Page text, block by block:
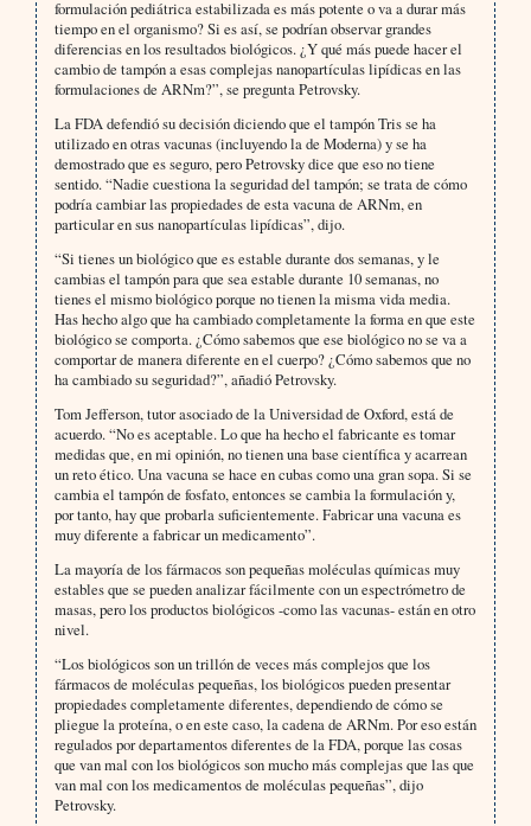
formulación pediátrica estabilizada es más potente o va a durar más
tiempo en el organismo? Si es así, se podrían observar grandes
diferencias en los resultados biológicos. ¿Y qué más puede hacer el
cambio de tampón a esas complejas nanopartículas lipídicas en las
formulaciones de ARNm?”, se pregunta Petrovsky.
La FDA defendió su decisión diciendo que el tampón Tris se ha
utilizado en otras vacunas (incluyendo la de Moderna) y se ha
demostrado que es seguro, pero Petrovsky dice que eso no tiene
sentido. “Nadie cuestiona la seguridad del tampón; se trata de cómo
podría cambiar las propiedades de esta vacuna de ARNm, en
particular en sus nanopartículas lipídicas”, dijo.
“Si tienes un biológico que es estable durante dos semanas, y le
cambias el tampón para que sea estable durante 10 semanas, no
tienes el mismo biológico porque no tienen la misma vida media.
Has hecho algo que ha cambiado completamente la forma en que este
biológico se comporta. ¿Cómo sabemos que ese biológico no se va a
comportar de manera diferente en el cuerpo? ¿Cómo sabemos que no
ha cambiado su seguridad?”, añadió Petrovsky.
Tom Jefferson, tutor asociado de la Universidad de Oxford, está de
acuerdo. “No es aceptable. Lo que ha hecho el fabricante es tomar
medidas que, en mi opinión, no tienen una base científica y acarrean
un reto ético. Una vacuna se hace en cubas como una gran sopa. Si se
cambia el tampón de fosfato, entonces se cambia la formulación y,
por tanto, hay que probarla suficientemente. Fabricar una vacuna es
muy diferente a fabricar un medicamento”.
La mayoría de los fármacos son pequeñas moléculas químicas muy
estables que se pueden analizar fácilmente con un espectrómetro de
masas, pero los productos biológicos -como las vacunas- están en otro
nivel.
“Los biológicos son un trillón de veces más complejos que los
fármacos de moléculas pequeñas, los biológicos pueden presentar
propiedades completamente diferentes, dependiendo de cómo se
pliegue la proteína, o en este caso, la cadena de ARNm. Por eso están
regulados por departamentos diferentes de la FDA, porque las cosas
que van mal con los biológicos son mucho más complejas que las que
van mal con los medicamentos de moléculas pequeñas”, dijo
Petrovsky.